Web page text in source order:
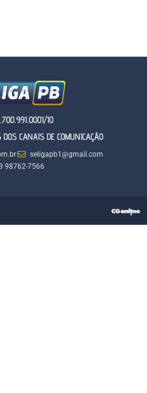
10
DOS CANAIS DE COMUNICAÇÃO
seligapb1@gmail.com
98762-7566